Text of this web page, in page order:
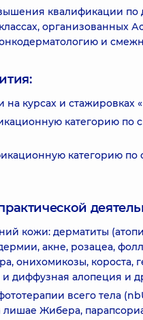
квалификации
организованных
и
на курсах и стажировках
категорию
категорию
кожи: дерматиты
акне, розацеа,
онихомикозы, короста,
диффузная алопеция и
всего тела
Жибера,